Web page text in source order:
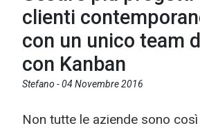
clienti
con un unico team
con Kanban
Stefano -04 Novembre 2016
Non tutte le aziende sono